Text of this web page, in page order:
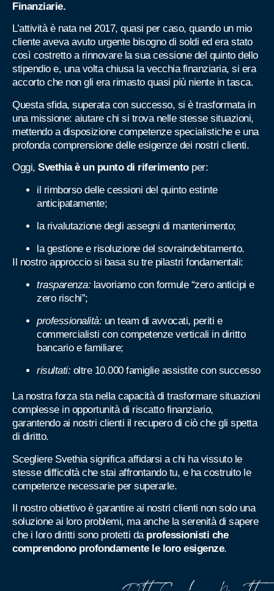
Finanziarie.
L’attività è nata nel 2017, quasi per caso, quando un mio
cliente aveva avuto urgente bisogno di soldi ed era stato
così costretto a rinnovare la sua cessione del quinto dello
stipendio e, una volta chiusa la vecchia finanziaria, si era
accorto che non gli era rimasto quasi più niente in tasca.
Questa sfida, superata con successo, si è trasformata in
una missione: aiutare chi si trova nelle stesse situazioni,
mettendo a disposizione competenze specialistiche e una
profonda comprensione delle esigenze dei nostri clienti.
Oggi, Svethia è un punto di riferimentoper:
il rimborso delle cessioni del quinto estinte
anticipatamente;
la rivalutazione degli assegni di mantenimento;
la gestione e risoluzione del sovraindebitamento.
Il nostro approccio si basa su tre pilastri fondamentali:
trasparenza: lavoriamo con formule “zero anticipi e
zero rischi”;
professionalità: un team di avvocati, periti e
commercialisti con competenze verticali in diritto
bancario e familiare;
risultati: oltre 10.000 famiglie assistite con successo
La nostra forza sta nella capacità di trasformare situazioni
complesse in opportunità di riscatto finanziario,
garantendo ai nostri clienti il recupero di ciò che gli spetta
di diritto.
Scegliere Svethia significa affidarsi a chi ha vissuto le
stesse difficoltà che stai affrontando tu, e ha costruito le
competenze necessarie per superarle.
Il nostro obiettivo è garantire ai nostri clienti non solo una
soluzione ai loro problemi, ma anche la serenità di sapere
che i loro diritti sono protetti da professionisti che
comprendono profondamente le loro esigenze.